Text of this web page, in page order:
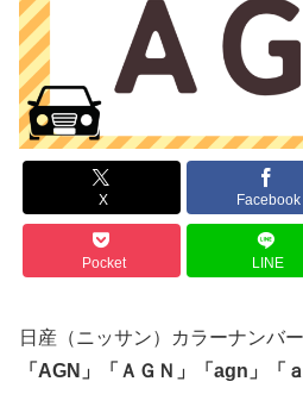
X Facebook
Pocket LINE
日産（ニッサン）カラーナンバ
「 AGN 」 「ＡＧＮ」 「agn」「